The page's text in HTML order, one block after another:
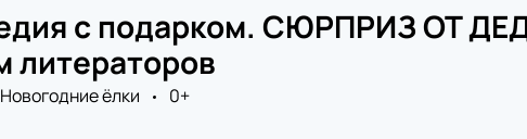
с подарком. СЮРПРИЗ ОТ
литераторов
Новогодние ёлки
0+